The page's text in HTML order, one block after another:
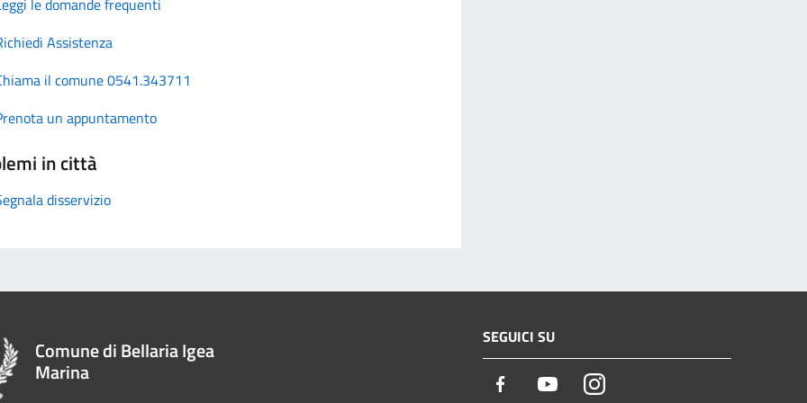
Assistenza
il comune 0541.343711
un appuntamento
in città
disservizio
Comune di Bellaria Igea
Marina
SEGUICI SU
Facebook YoutubeInstagram